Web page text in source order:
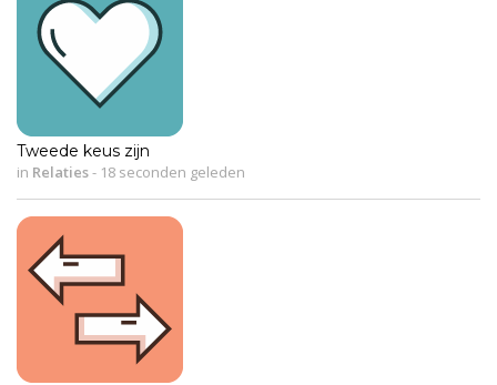
Tweede keus zijn
in Relaties- 18 seconden geleden